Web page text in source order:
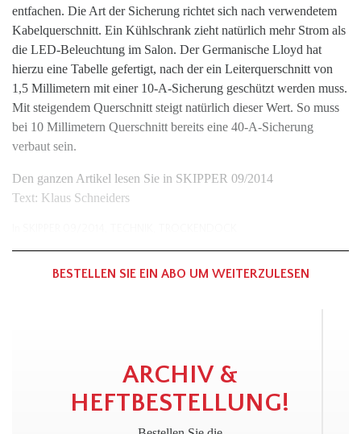
entfachen. Die Art der Sicherung richtet sich nach verwendetem
Kabelquerschnitt. Ein Kühlschrank zieht natürlich mehr Strom als
die LED-Beleuchtung im Salon. Der Germanische Lloyd hat
hierzu eine Tabelle gefertigt, nach der ein Leiterquerschnitt von
1,5 Millimetern mit einer 10-A-Sicherung geschützt werden muss.
Mit steigendem Querschnitt steigt natürlich dieser Wert. So muss
bei 10 Millimetern Querschnitt bereits eine 40-A-Sicherung
verbaut sein.
Den ganzen Artikel lesen Sie in SKIPPER 09/2014
Text: Klaus Schneiders
BESTELLEN SIE EIN ABO UM WEITERZULESEN
ARCHIV &
HEFTBESTELLUNG!